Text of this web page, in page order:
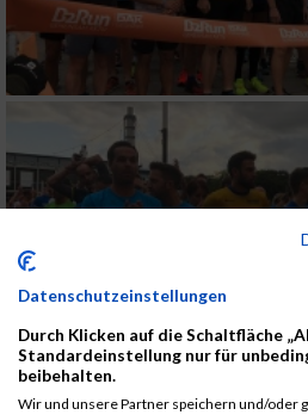
Datenschutzeinstellungen
Durch Klicken auf die Schaltfläche
Standardeinstellung nur für
beibehalten.
Wir und unsere Partner speichern und/oder